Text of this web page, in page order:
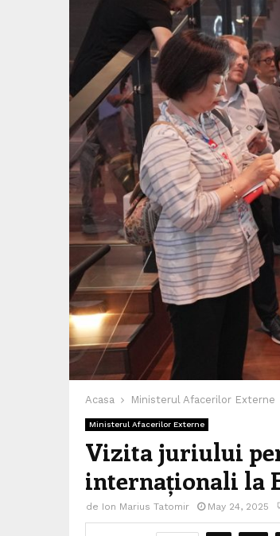
Acasa Ministerul Afacerilor Externe
Ministerul Afacerilor Externe
Vizita juriului
internaționali la
de Ion Marius Tatomir May 24, 2025